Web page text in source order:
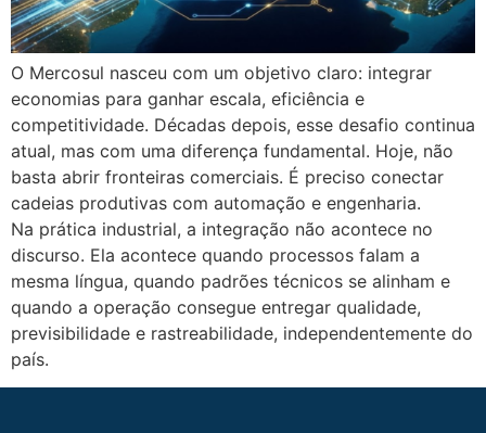
O Mercosul nasceu com um objetivo claro: integrar
economias para ganhar escala, eficiência e
competitividade. Décadas depois, esse desafio continua
atual, mas com uma diferença fundamental. Hoje, não
basta abrir fronteiras comerciais. É preciso conectar
cadeias produtivas com automação e engenharia.
Na prática industrial, a integração não acontece no
discurso. Ela acontece quando processos falam a
mesma língua, quando padrões técnicos se alinham e
quando a operação consegue entregar qualidade,
previsibilidade e rastreabilidade, independentemente do
país.